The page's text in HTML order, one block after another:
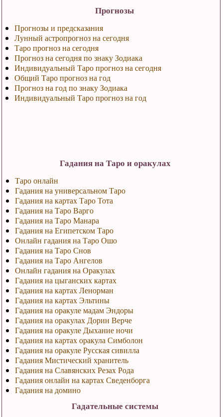
Прогнозы
Прогнозы и предсказания
Лунный астропрогноз на сегодня
Таро прогноз на сегодня
Прогноз на сегодня по знаку Зодиака
Индивидуальный Таро прогноз на сегодня
Общий Таро прогноз на год
Прогноз на год по знаку Зодиака
Индивидуальный Таро прогноз на год
Гадания на Таро и оракулах
Таро онлайн
Гадания на универсальном Таро
Гадания на картах Таро Тота
Гадания на Таро Варго
Гадания на Таро Манара
Гадания на Египетском Таро
Онлайн гадания на Таро Ошо
Гадания на Таро Снов
Гадания на Таро Ангелов
Онлайн гадания на Оракулах
Гадания на цыганских картах
Гадания на картах Ленорман
Гадания на картах Эльтины
Гадания на оракуле мадам Эндоры
Гадания на оракулах Дорин Верче
Гадания на оракуле Дыхание ночи
Гадания на картах оракула Симболон
Гадания на оракуле Русская сивилла
Гадания Мистический хранитель
Гадания на Славянских Резах Рода
Гадания онлайн на картах Сведенборга
Гадания на домино
Гадательные системы